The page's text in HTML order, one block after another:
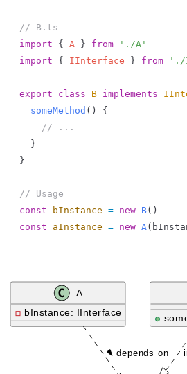
// B.ts
import { A } from './A'
import { IInterface } from './
export class B implements
  someMethod
() {
    // ...
  }
}
// Usage
const bInstance = new B()
const aInstance = new A (